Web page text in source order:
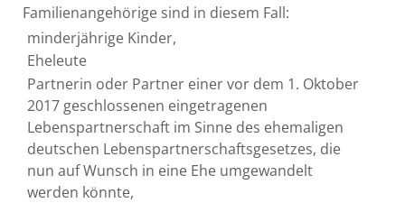
Familienangehörige sind in diesem Fall:
minderjährige Kinder,
Eheleute
Partnerin oder Partner einer vor dem 1. Oktober
2017 geschlossenen eingetragenen
Lebenspartnerschaft im Sinne des ehemaligen
deutschen Lebenspartnerschaftsgesetzes, die
nun auf Wunsch in eine Ehe umgewandelt
werden könnte,